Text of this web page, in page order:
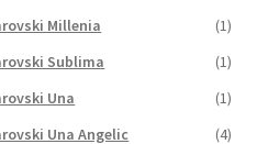
Millenia
(1)
Sublima
(1)
Una
(1)
Una Angelic
(4)